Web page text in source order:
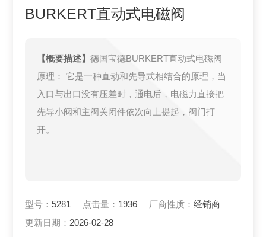
BURKERT直动式电磁阀
【概要描述】德国宝德BURKERT直动式电磁阀
原理： 它是一种直动和先导式相结合的原理，当
入口与出口没有压差时，通电后，电磁力直接把
先导小阀和主阀关闭件依次向上提起，阀门打
开。
型号： 5281 点击量： 1936 厂商性质：经销商
更新日期： 2026-02-28